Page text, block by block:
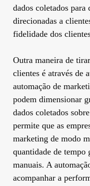
dados coletados
direcionadas a
fidelidade dos
Outra maneira de
clientes é através de
automação de
podem dimensionar
dados coletados
permite que as
marketing de modo
quantidade de tempo
manuais. A
acompanhar a